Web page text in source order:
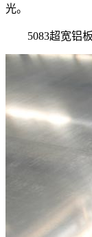
光。
5083超宽铝板